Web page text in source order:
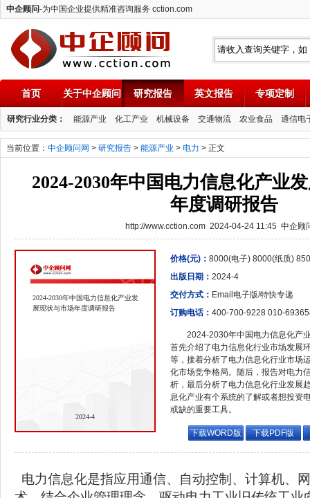
中企顾问-为中国企业提供精准咨询服务 cction.com
中企顾问
首页 关于中企顾问 研究报告 英文报告 专项定制
研究行业分类： 能源产业 化工产业 机械设备 交通物流 农业食品 通信电
当前位置： 中企顾问网 > 研究报告 > 能源产业 > 电力 > 正文
2024-2030年中国电力信息化产业
年度调研报告
http://www.cction.com 2024-04-24 11:45 中企顾
2024-2030年中国电力信息化产业发
展现状与市场年度调研报告
2024-4
价格(元)： 8000(电子) 8000(纸质)
出版日期： 2024-4
交付方式： Email电子版/特快专递
订购电话： 400-700-9228 010-
2024-2030年中国电力信息化产
首先介绍了电力信息化行业市场发展
等，接着分析了电力信息化行业市场
化市场竞争格局。随后，报告对电力
析，最后分析了电力信息化行业发展
息化产业有个系统的了解或者想投资
或缺的重要工具。
下载WORD版 下载PDF版
电力信息化是指应用通信、自动控制、计算机、